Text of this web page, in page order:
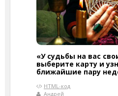
«У судьбы на вас
выберите карту и
ближайшие пару
HTML-код
Андрей